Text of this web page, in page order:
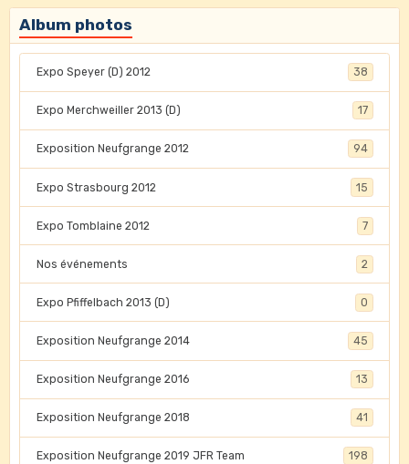
Album photos
Expo Speyer (D) 2012 38
Expo Merchweiller 2013 (D) 17
Exposition Neufgrange 2012 94
Expo Strasbourg 2012 15
Expo Tomblaine 2012 7
Nos événements 2
Expo Pfiffelbach 2013 (D) 0
Exposition Neufgrange 2014 45
Exposition Neufgrange 2016 13
Exposition Neufgrange 2018 41
Exposition Neufgrange 2019 JFR Team 198